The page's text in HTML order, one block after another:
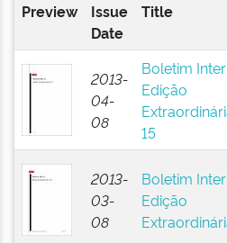
Preview
Issue
Date
Title
2013-
04-
08
Boletim
Edição
15
2013-
03-
08
Boletim
Edição